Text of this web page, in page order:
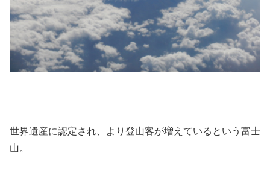
世界遺産に認定され、より登山客が増えているという富士
山。